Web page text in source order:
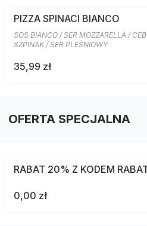
PIZZA SPINACI BIANCO
SOS BIANCO / SER MOZZARELLA /
SZPINAK / SER PLEŚNIOWY
35,99 zł
OFERTA SPECJALNA
RABAT 20% Z KODEM
0,00 zł